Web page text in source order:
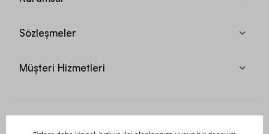
Sözleşmeler
Müşteri Hizmetleri